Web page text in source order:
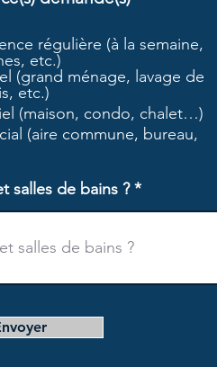
i
a
o
i
régulière (à la semaine,
etc.)
(grand ménage, lavage de
etc.)
(maison, condo, chalet…)
(aire commune, bureau,
salles de bains ?